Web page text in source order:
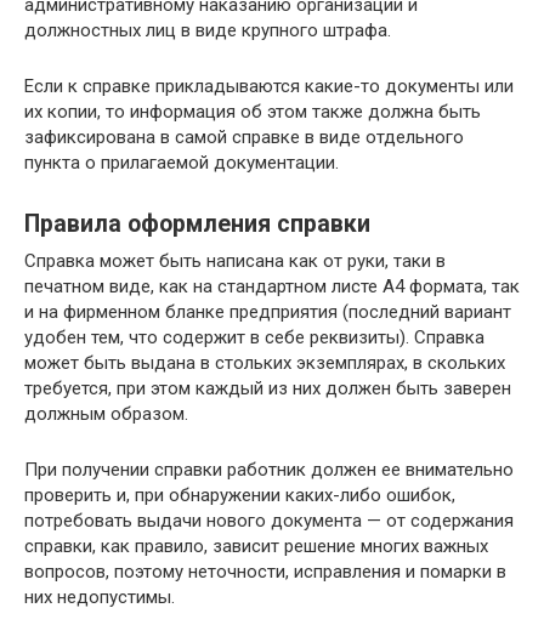
административному наказанию организации и
должностных лиц в виде крупного штрафа.
Если к справке прикладываются какие-то документы или
их копии, то информация об этом также должна быть
зафиксирована в самой справке в виде отдельного
пункта о прилагаемой документации.
Правила оформления справки
Справка может быть написана как от руки, таки в
печатном виде, как на стандартном листе А4 формата, так
и на фирменном бланке предприятия (последний вариант
удобен тем, что содержит в себе реквизиты). Справка
может быть выдана в стольких экземплярах, в скольких
требуется, при этом каждый из них должен быть заверен
должным образом.
При получении справки работник должен ее внимательно
проверить и, при обнаружении каких-либо ошибок,
потребовать выдачи нового документа — от содержания
справки, как правило, зависит решение многих важных
вопросов, поэтому неточности, исправления и помарки в
них недопустимы.